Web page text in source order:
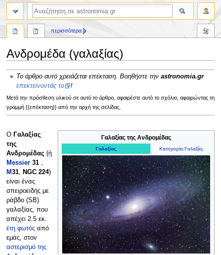
Ανδρομέδα (γαλαξίας)
Πήδηση
Πήδηση
Το άρθρο αυτό χρειάζεται επέκταση. Βοηθήστε την astronomia.gr
επεκτείνοντάς το
!
Μετά την πρόσθεση υλικού σε αυτό το άρθρο, αφαιρέστε αυτό το σχόλιο, αφαιρώντας τη
γραμμή {{επέκταση}} από την αρχή της σελίδας.
Γαλαξίας της Ανδρομέδας
Γαλαξίας Κατηγορία:Γαλαξίες
Ο Γαλαξίας
της
Ανδρομέδας (ή
Messier31,
M31, NGC 224)
είναι ένας
σπειροειδής με
ράβδο (SB)
γαλαξίας, που
απέχει 2.5 εκ.
έτη φωτόςαπό
εμάς, στον
αστερισμό της
περισσότερα
αναζήτηση